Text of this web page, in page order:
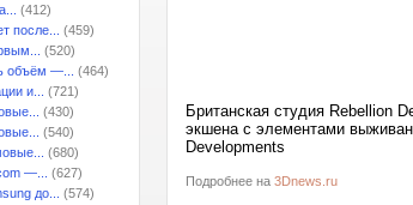
(412)
после...
(459)
(520)
объём —...
(464)
и...
(721)
(430)
(540)
(680)
—...
(627)
до...
(574)
Британская студия Rebellion
экшена с элементами
Developments
Подробнее на 3Dnews.ru